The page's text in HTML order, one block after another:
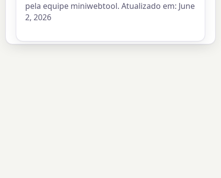
pela equipe miniwebtool. Atualizado em: June
2, 2026